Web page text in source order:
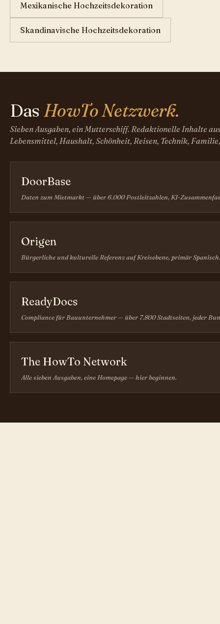
Mexikanische Hochzeitsdekoration
Skandinavische Hochzeitsdekoration
Das HowTo Netzwerk.
Sieben Ausgaben, ein Mutterschiff. Redaktionelle Inhalte
Lebensmittel, Haushalt, Schönheit, Reisen, Technik,
DoorBase
Daten zum Mietmarkt — über 6.000 Postleitzahlen, KI-
Origen
Bürgerliche und kulturelle Referenz auf Kreisebene, primär Spanisch.
ReadyDocs
Compliance für Bauunternehmer — über 7.800 Stadtseiten, jeder
The HowTo Network
Alle sieben Ausgaben, eine Homepage — hier beginnen.